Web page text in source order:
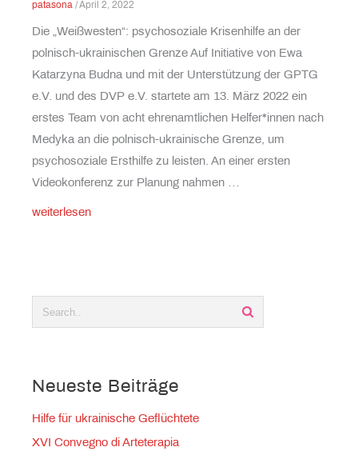
patasona /April 2, 2022
Die „Weißwesten“: psychosoziale Krisenhilfe an der
polnisch-ukrainischen Grenze Auf Initiative von Ewa
Katarzyna Budna und mit der Unterstützung der GPTG
e.V. und des DVP e.V. startete am 13. März 2022 ein
erstes Team von acht ehrenamtlichen Helfer*innen nach
Medyka an die polnisch-ukrainische Grenze, um
psychosoziale Ersthilfe zu leisten. An einer ersten
Videokonferenz zur Planung nahmen …
Hilfe
weiterlesen
Neueste Beiträge
Hilfe für ukrainische Geflüchtete
XVI Convegno di Arteterapia